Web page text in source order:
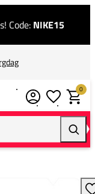
Code: NIKE15
0